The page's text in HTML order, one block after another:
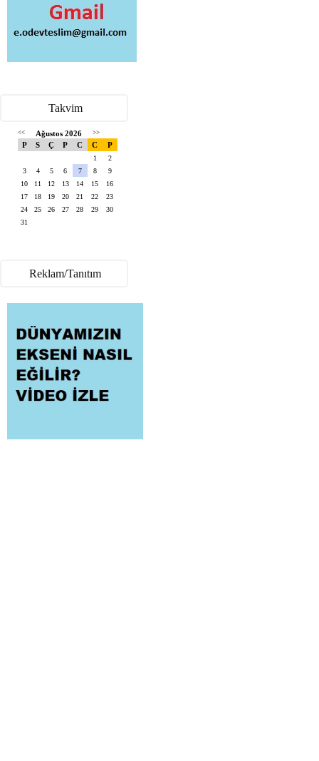
Takvim
<< Ağustos 2026 >>
P S Ç P C C P
1
2
3
4 5 6 7 8
9
10
11 12 13 14 15
16
17
18 19 20 21 22
23
24
25 26 27 28 29
30
31
Reklam/Tanıtım